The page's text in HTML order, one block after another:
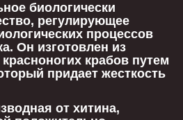
биологически
регулирующее
процессов
Он изготовлен из
крабов путем
придает жесткость
от хитина,